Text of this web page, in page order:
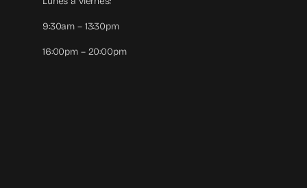
9:30am – 13:30pm
16:00pm – 20:00pm